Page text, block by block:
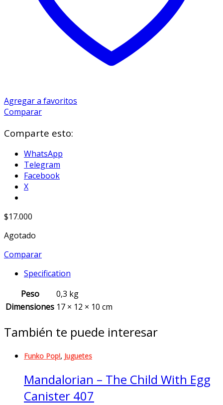
Agregar a favoritos
Comparar
Comparte esto:
WhatsApp
Telegram
Facebook
X
$17.000
Agotado
Comparar
Specification
Peso
0,3 kg
Dimensiones 17 × 12 × 10 cm
También te puede interesar
Funko Pop!, Juguetes
Mandalorian – The Child With Egg
Canister 407